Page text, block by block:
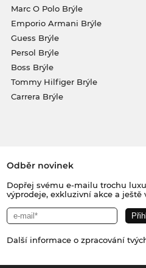
Marc O Polo Brýle
Emporio Armani Brýle
Guess Brýle
Persol Brýle
Boss Brýle
Tommy Hilfiger Brýle
Carrera Brýle
Odběr novinek
Dopřej svému e-mailu trochu
výprodeje, exkluzivní akce a ještě
Další informace o zpracování